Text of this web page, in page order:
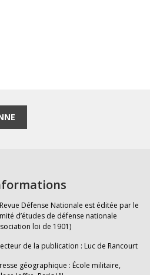
Défense Nationale est éditée par le
d’études de défense nationale
loi de 1901)
de la publication : Luc de Rancourt
géographique : École militaire,